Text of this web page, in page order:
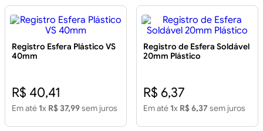
Registro Esfera Plástico VS
40mm
R$ 40,41
Em até 1x R$ 37,99sem juros
Registro de Esfera Soldável
20mm Plástico
R$ 6,37
Em até 1x R$ 6,37 sem juros